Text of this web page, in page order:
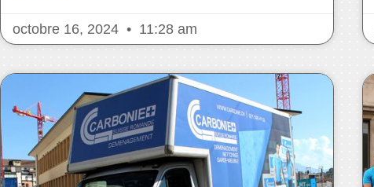
octobre 16, 2024 11:28 am